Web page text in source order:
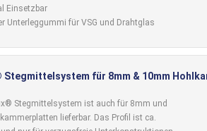
Einsetzbar
Unterleggummi für VSG und Drahtglas
Stegmittelsystem für 8mm & 10mm
Stegmittelsystem ist auch für 8mm und
lieferbar. Das Profil ist ca.